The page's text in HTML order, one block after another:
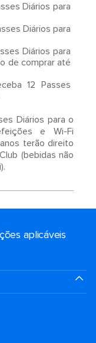
Diários para
Diários para
Diários para
de comprar até
12 Passes
Diários para o
e Wi-Fi
terão direito
(bebidas não
aplicáveis